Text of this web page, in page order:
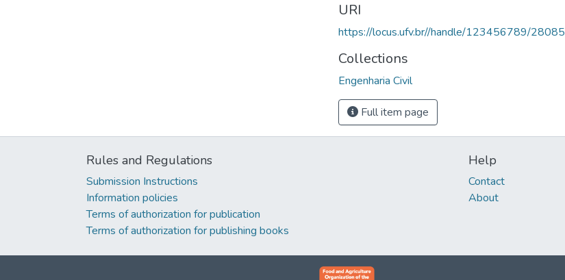
URI
https://locus.ufv.br//handle/123456789/28085
Collections
Engenharia Civil
Full item page
Rules and Regulations
Submission Instructions
Information policies
Terms of authorization for publication
Terms of authorization for publishing books
Help
Contact
About